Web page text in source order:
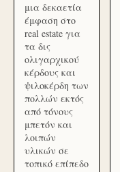
μια δεκαετία
έμφαση στο
real estate για
τα δις
ολιγαρχικού
κέρδους και
ψιλοκέρδη των
πολλών εκτός
από τόνους
μπετόν και
λοιπών
υλικών σε
τοπικό επίπεδο